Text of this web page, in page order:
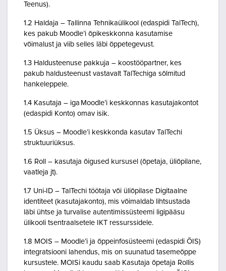
Teenus).
1.2 Haldaja – Tallinna Tehnikaülikool (edaspidi TalTech),
kes pakub Moodle’i õpikeskkonna kasutamise
võimalust ja viib selles läbi õppetegevust.
1.3 Haldusteenuse pakkuja – koostööpartner, kes
pakub haldusteenust vastavalt TalTechiga sõlmitud
hankeleppele.
1.4 Kasutaja – iga Moodle’i keskkonnas kasutajakontot
(edaspidi Konto) omav isik.
1.5 Üksus – Moodle’i keskkonda kasutav TalTechi
struktuuriüksus.
1.6 Roll – kasutaja õigused kursusel (õpetaja, üliõpilane,
vaatleja jt).
1.7 Uni-ID – TalTechi töötaja või üliõpilase Digitaalne
identiteet (kasutajakonto), mis võimaldab lihtsustada
läbi ühtse ja turvalise autentimissüsteemi ligipääsu
ülikooli tsentraalsetele IKT ressurssidele.
1.8 MOIS – Moodle’i ja õppeinfosüsteemi (edaspidi ÕIS)
integratsiooni lahendus, mis on suunatud tasemeõppe
kursustele. MOISi kaudu saab Kasutaja õpetaja Rollis